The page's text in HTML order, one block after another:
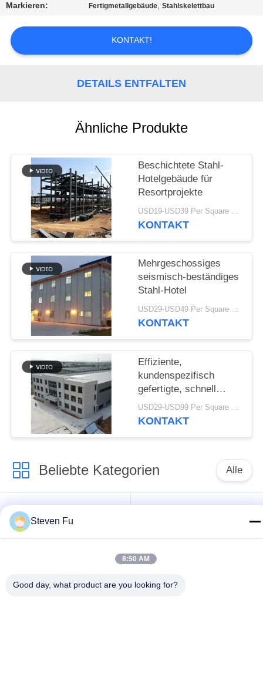
TRETEN
SIE
MIT
STÖRUNGS-
LÖSUNG
BLOG
SITEMAP
PRIVACY
POLICY
Markieren: Fertigmetallgebäude,Stahlskelettbau
KONTAKT!
DETAILS ENTFALTEN
Ähnliche Produkte
Beschichtete Stahl-
Hotelgebäude für
Resortprojekte
USD19-USD39 Per Square Meter MOQ:200 Quadratmeter
KONTAKT
Mehrgeschossiges
seismisch-beständiges
Stahl-Hotel
USD29-USD49 Per Square Meter MOQ:200 Quadratmeter
KONTAKT
Effiziente,
kundenspezifisch
gefertigte, schnell
montierbare
Stahlbürogebäude für
USD29-USD99 Per Square Meter MOQ:200 Quadratmeter
KONTAKT
Beliebte Kategorien Alle
Stahlkonstruktion
Lager
Vorfabrizierte
Steven Fu
8:50 AM
Good day, what product are you looking for?